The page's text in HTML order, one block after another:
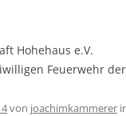
Hohehaus e.V.
Feuerwehr
von joachimkammerer